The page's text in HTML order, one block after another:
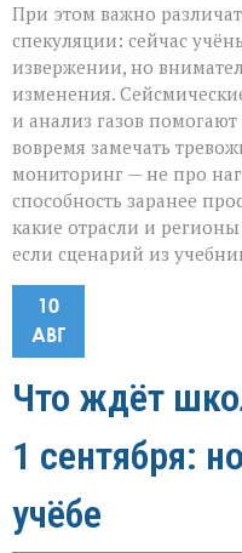
При этом важно
спекуляции: сейчас
извержении, но
изменения.
и анализ газов
вовремя замечать
мониторинг — не про
способность заранее
какие отрасли и
если сценарий из
10
АВГ
Что ждёт
1 сентября:
учёбе